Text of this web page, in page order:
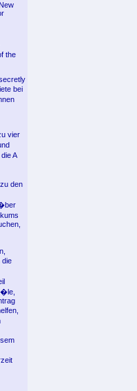
the
bei
vier
A
den
die